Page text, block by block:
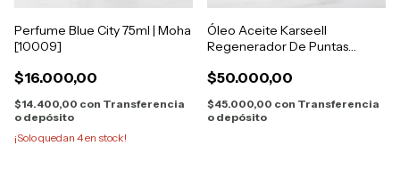
Perfume Blue City 75ml | Moha
[10009]
$16.000,00
$14.400,00 con Transferencia
o depósito
¡Solo quedan 4en stock!
Óleo Aceite Karseell
Regenerador De Puntas
$50.000,00
$45.000,00 con Transferencia
o depósito